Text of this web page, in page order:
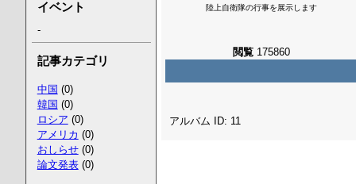
陸上自衛隊の行事を展示します
閲覧 175860
アルバム ID: 11
イベント
-
記事カテゴリ
中国 (0)
韓国 (0)
ロシア (0)
アメリカ (0)
おしらせ(0)
論文発表(0)